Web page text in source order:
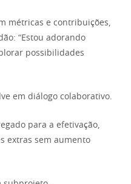
métricas e contribuições,
“Estou adorando
possibilidades
em diálogo colaborativo.
para a efetivação,
extras sem aumento